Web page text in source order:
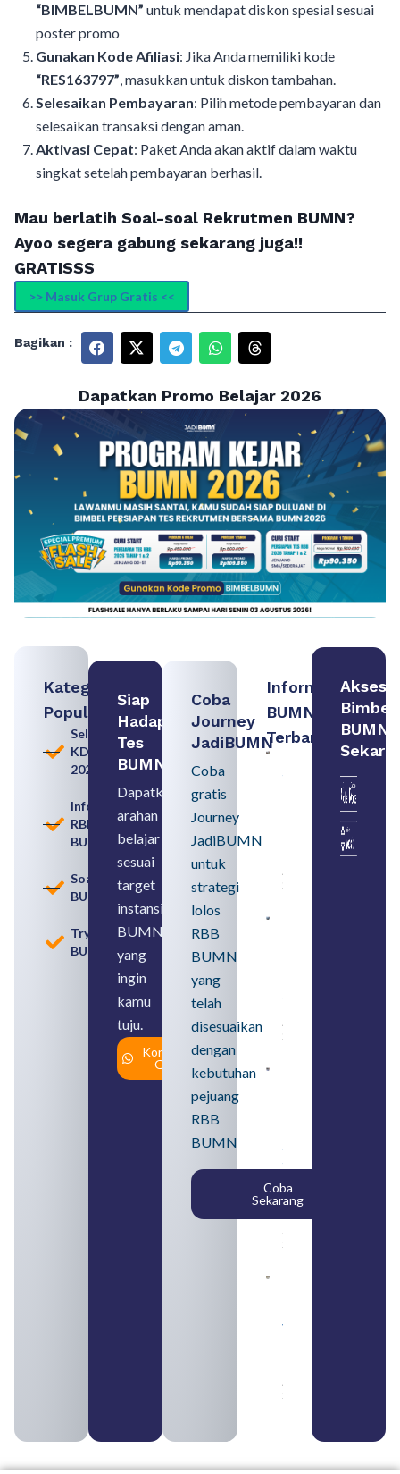
“BIMBELBUMN” untuk mendapat diskon spesial sesuai
poster promo
Gunakan Kode Afiliasi: Jika Anda memiliki kode
“RES163797”, masukkan untuk diskon tambahan.
Selesaikan Pembayaran: Pilih metode pembayaran dan
selesaikan transaksi dengan aman.
Aktivasi Cepat: Paket Anda akan aktif dalam waktu
singkat setelah pembayaran berhasil.
Mau berlatih Soal-soal Rekrutmen BUMN?
Ayoo segera gabung sekarang juga!!
GRATISSS
>> Masuk Grup Gratis <<
Bagikan :
Dapatkan Promo Belajar 2026
Kategori
Populer
Seleksi
KDKMP
2026
Informasi
RBB
BUMN
Soal
BUMN
Tryout
BUMN
Siap
Hadapi
Tes
BUMN
Dapatkan
arahan
belajar
sesuai
target
instansi
BUMN
yang
ingin
kamu
tuju.
Konsultasi
Gratis
Coba
Journey
JadiBUMN
Coba
gratis
Journey
JadiBUMN
untuk
strategi
lolos
RBB
BUMN
yang
telah
disesuaikan
dengan
kebutuhan
pejuang
RBB
BUMN
Coba
Sekarang
Informasi
BUMN
Terbaru:
Persiapan
Seleksi
Rekrutmen
Memahami
August 8,
2026
August 6,
2026
SMA
Syarat,
Posisi,
dan
Cara
Daftar
August 5,
2026
yang
August 4,
2026
Akses
Bimbel
BUMN